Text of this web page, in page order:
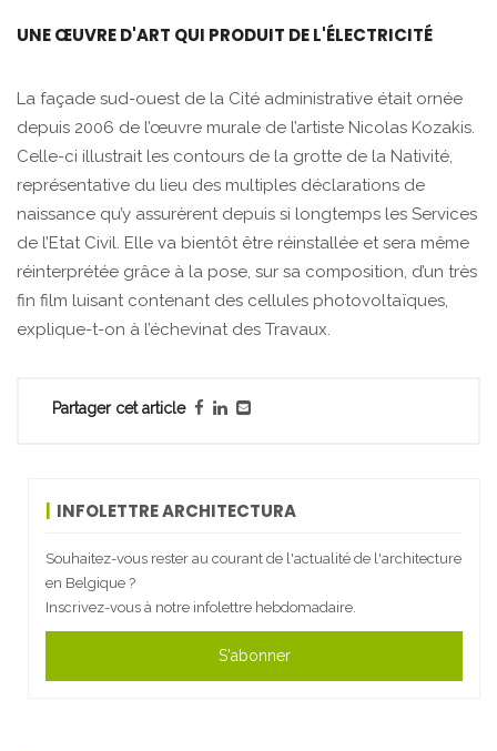
UNE ŒUVRE D'ART QUI PRODUIT DE L'ÉLECTRICITÉ
La façade sud-ouest de la Cité administrative était ornée
depuis 2006 de l’œuvre murale de l’artiste Nicolas Kozakis.
Celle-ci illustrait les contours de la grotte de la Nativité,
représentative du lieu des multiples déclarations de
naissance qu’y assurèrent depuis si longtemps les Services
de l’Etat Civil. Elle va bientôt être réinstallée et sera même
réinterprétée grâce à la pose, sur sa composition, d’un très
fin film luisant contenant des cellules photovoltaïques,
explique-t-on à l’échevinat des Travaux.
Partager cet article
INFOLETTRE ARCHITECTURA
Souhaitez-vous rester au courant de l'actualité de l'architecture
en Belgique ?
Inscrivez-vous à notre infolettre hebdomadaire.
S'abonner